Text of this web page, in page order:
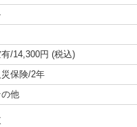
/14,300円 (税込)
保険/2年
他